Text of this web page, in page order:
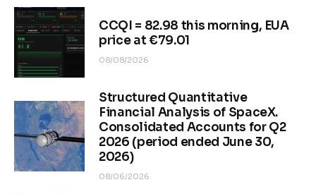
CCQI = 82.98 this morning, EUA
price at €79.01
08/08/2026
Structured Quantitative
Financial Analysis of SpaceX.
Consolidated Accounts for Q2
2026 (period ended June 30,
2026)
08/06/2026